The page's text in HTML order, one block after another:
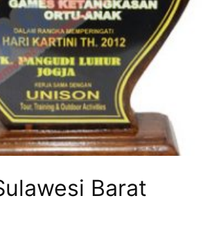
Barat